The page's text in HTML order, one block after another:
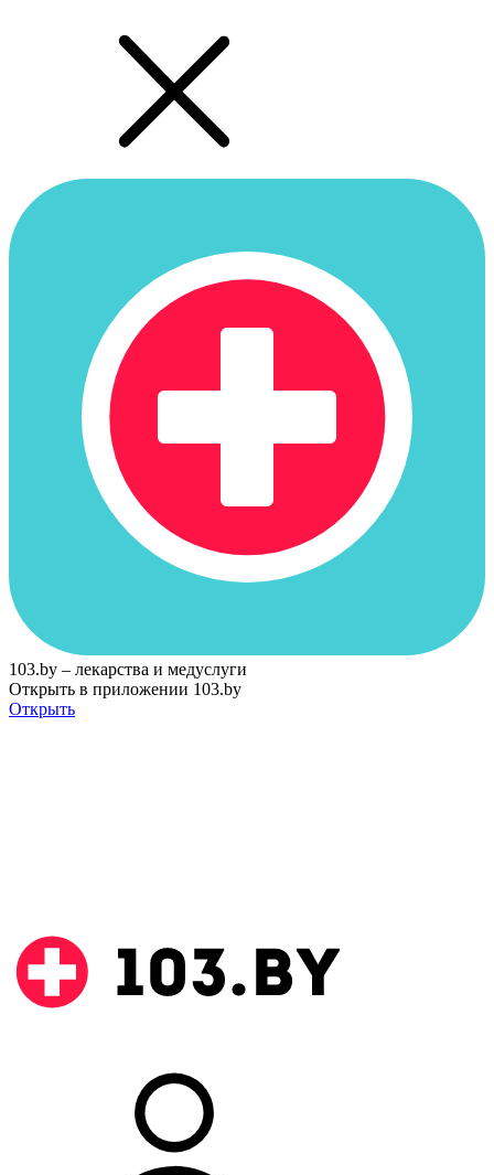
103.by – лекарства и медуслуги
Открыть в приложении 103.by
Открыть